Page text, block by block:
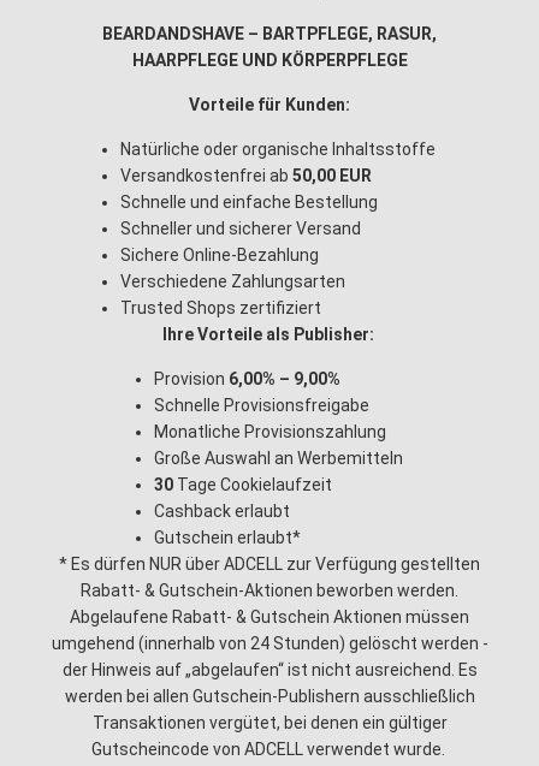
BEARDANDSHAVE – BARTPFLEGE, RASUR,
HAARPFLEGE UND KÖRPERPFLEGE
Vorteile für Kunden:
Natürliche oder organische Inhaltsstoffe
Versandkostenfrei ab 50,00 EUR
Schnelle und einfache Bestellung
Schneller und sicherer Versand
Sichere Online-Bezahlung
Verschiedene Zahlungsarten
Trusted Shops zertifiziert
Ihre Vorteile als Publisher:
Provision 6,00% – 9,00%
Schnelle Provisionsfreigabe
Monatliche Provisionszahlung
Große Auswahl an Werbemitteln
30Tage Cookielaufzeit
Cashback erlaubt
Gutschein erlaubt*
* Es dürfen NUR über ADCELL zur Verfügung gestellten
Rabatt- & Gutschein-Aktionen beworben werden.
Abgelaufene Rabatt- & Gutschein Aktionen müssen
umgehend (innerhalb von 24 Stunden) gelöscht werden -
der Hinweis auf „abgelaufen“ ist nicht ausreichend. Es
werden bei allen Gutschein-Publishern ausschließlich
Transaktionen vergütet, bei denen ein gültiger
Gutscheincode von ADCELL verwendet wurde.